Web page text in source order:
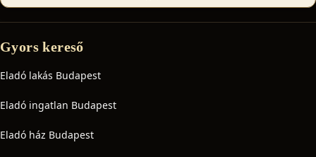
Gyors kereső
Eladó lakás Budapest
Eladó ingatlan Budapest
Eladó ház Budapest